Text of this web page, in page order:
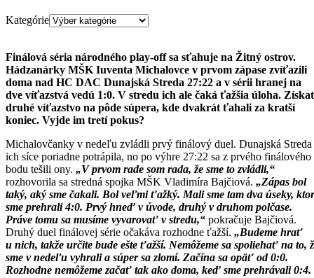
Kategórie
Finálová séria národného play-off sa sťahuje na Žitný ostrov.
Hádzanárky MŠK Iuventa Michalovce v prvom zápase zvíťazili
doma nad HC DAC Dunajská Streda 27:22 a v sérii hranej na
dve víťazstvá vedú 1:0. V stredu ich ale čaká ťažšia úloha.
druhé víťazstvo na pôde súpera, kde dvakrát ťahali za kratší
koniec. Vyjde im tretí pokus?
Michalovčanky v nedeľu zvládli prvý finálový duel. Dunajská Streda
ich síce poriadne potrápila, no po výhre 27:22 sa z prvého finálového
bodu tešili ony. „V prvom rade som rada, že sme to zvládli,“
rozhovorila sa stredná spojka MŠK Vladimíra Bajčiová. „Zápas bol
taký, aký sme čakali. Bol veľmi ťažký. Mali sme tam dva úseky,
sme prehrali 4:0. Prvý hneď v úvode, druhý v druhom polčase.
Práve tomu sa musíme vyvarovať v stredu,“ pokračuje Bajčiová.
Druhý duel finálovej série očakáva rozhodne ťažší. „Budeme hrať
u nich, takže určite bude ešte ťažší. Nemôžeme sa spoliehať na to,
sme v nedeľu vyhrali a súper sa zlomí. Začína sa opäť od 0:0.
Rozhodne nemôžeme začať tak ako doma, keď sme prehrávali 0:4.